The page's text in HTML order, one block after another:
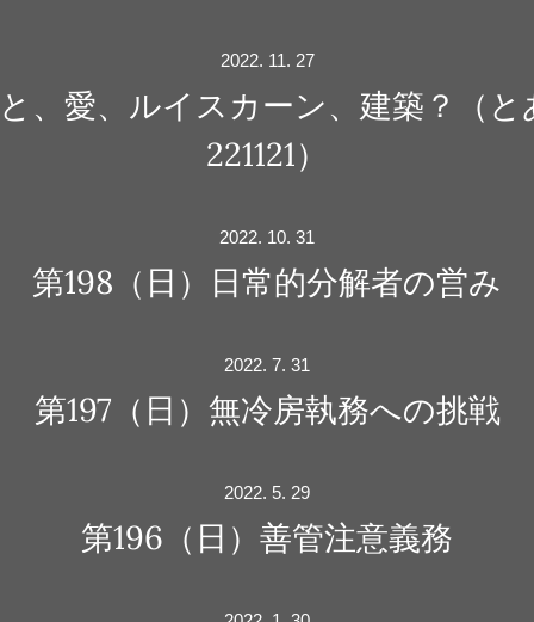
2022. 11. 27
、愛、ルイスカーン、建築？（
221121）
2022. 10. 31
第198（日）日常的分解者の営み
2022. 7. 31
第197（日）無冷房執務への挑戦
2022. 5. 29
第196（日）善管注意義務